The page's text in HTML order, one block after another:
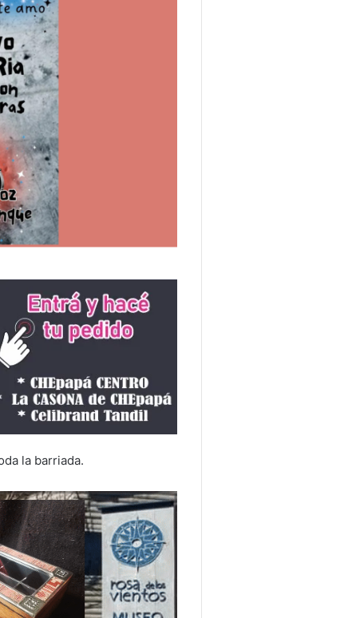
la barriada.